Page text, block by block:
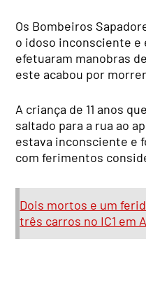
Os Bombeiros
o idoso inconsciente e
efetuaram manobras
este acabou por
A criança de 11 anos
saltado para a rua ao
estava inconsciente e
com ferimentos
Dois mortos e um
três carros no IC1 em